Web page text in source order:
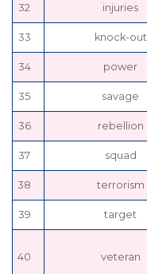
32 injuries
33 knock-out
34 power
35 savage
36 rebellion
37 squad
38 terrorism
39 target
40 veteran